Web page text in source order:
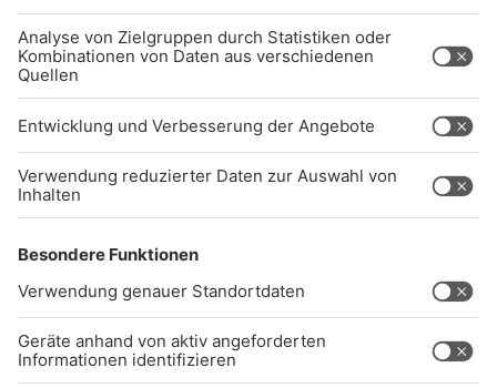
Studio-Hotline
(089) 38 38 38 38
info@radiogong.de
Impressum